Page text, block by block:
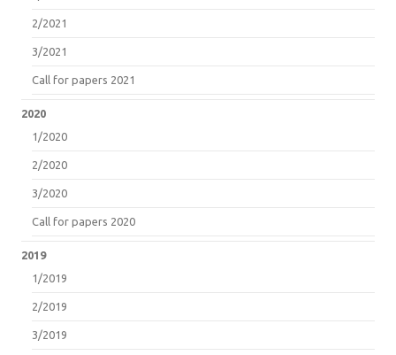
2/2021
3/2021
Call for papers 2021
2020
1/2020
2/2020
3/2020
Call for papers 2020
2019
1/2019
2/2019
3/2019